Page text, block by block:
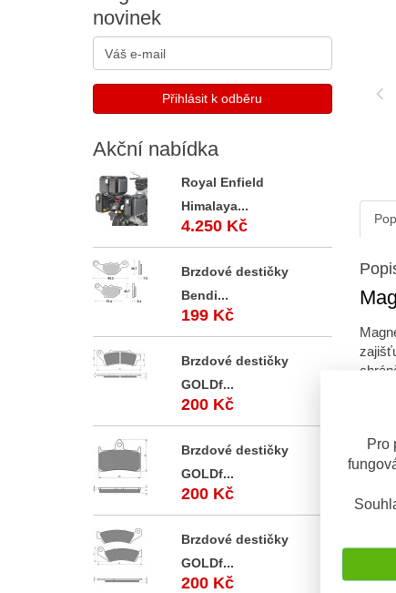
Pro
na
novinek
Akční nabídka
Royal Enfield
Himalaya...
4.250 Kč
Brzdové destičky
Bendi...
199 Kč
Brzdové destičky
GOLDf...
200 Kč
Brzdové destičky
GOLDf...
200 Kč
Brzdové destičky
GOLDf...
200 Kč